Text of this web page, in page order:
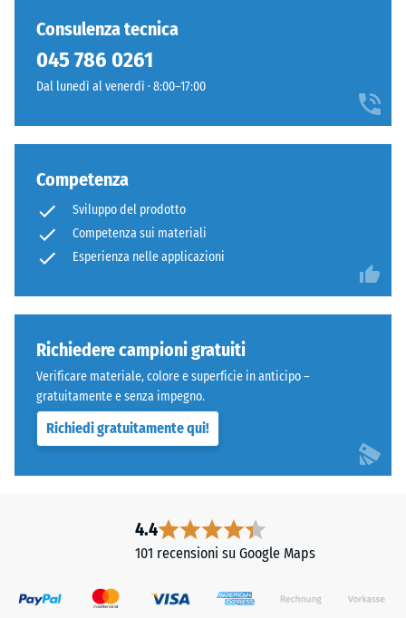
Consulenza tecnica
045 786 0261
Dal lunedì al venerdì · 8:00–17:00
Competenza
Sviluppo del prodotto
Competenza sui materiali
Esperienza nelle applicazioni
Richiedere campioni gratuiti
Verificare materiale, colore e superficie in anticipo –
gratuitamente e senza impegno.
Richiedi gratuitamente qui!
4.4
101 recensioni su Google Maps